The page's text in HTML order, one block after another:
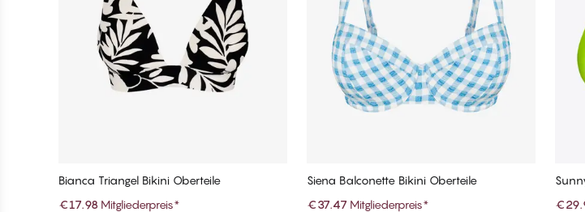
Bianca Triangel Bikini Oberteile
€17.98 Mitgliederpreis*
Siena Balconette Bikini Oberteile
€37.47 Mitgliederpreis*